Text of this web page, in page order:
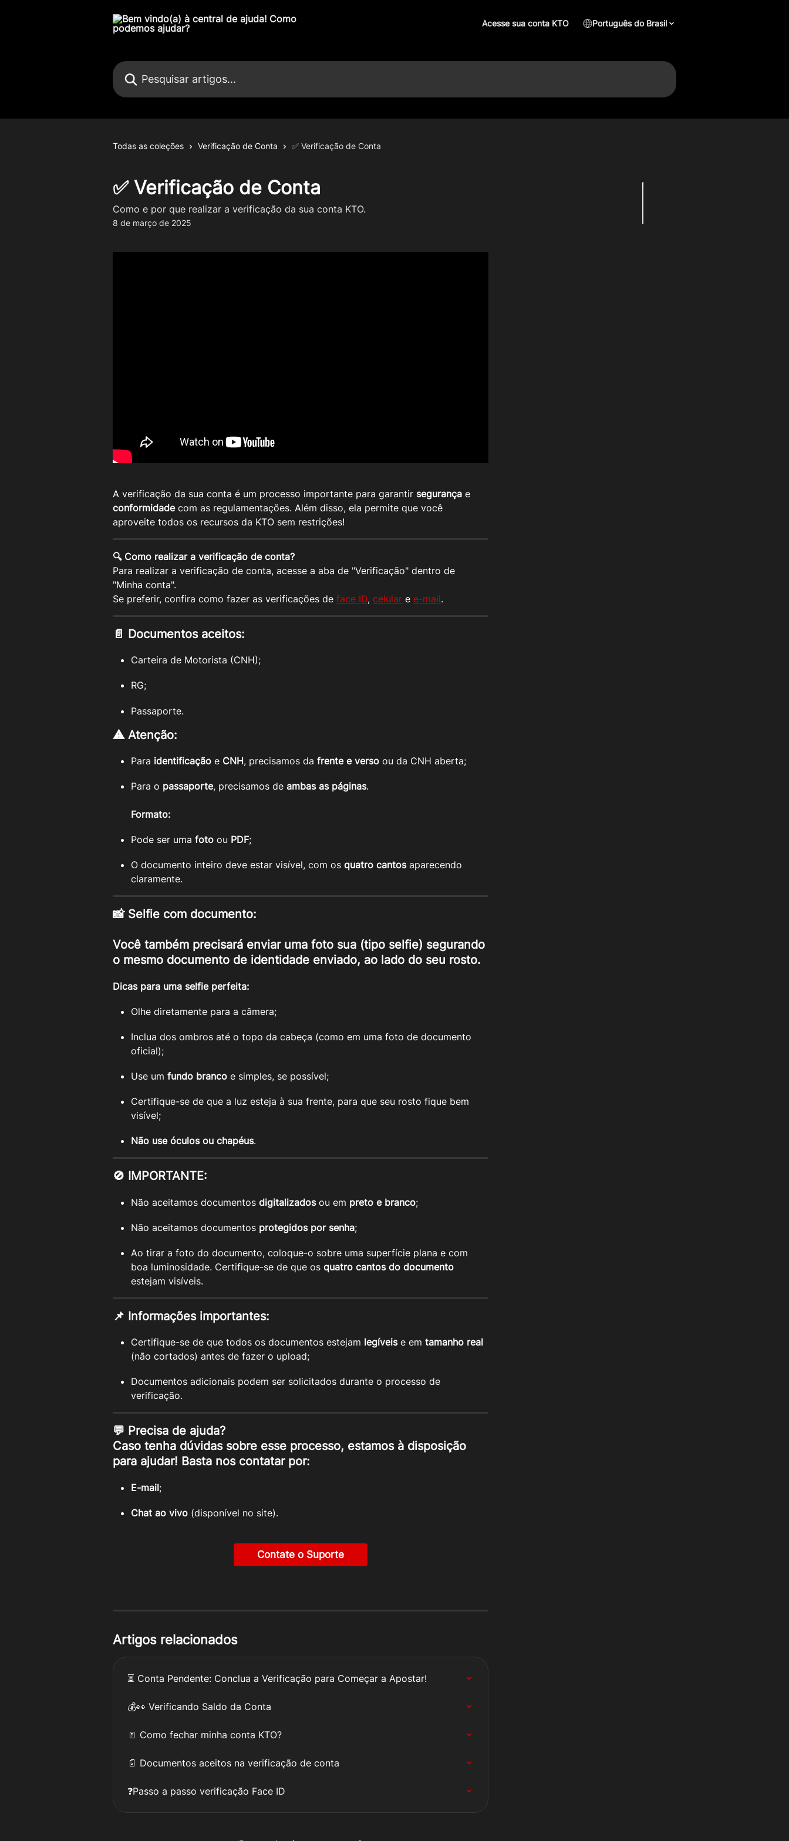
Acesse sua conta KTO Português do Brasil
Pesquisar artigos...
Todas as coleções Verificação de Conta ✅ Verificação de Conta
✅ Verificação de Conta
Como e por que realizar a verificação da sua conta KTO.
8 de março de 2025
A verificação da sua conta é um processo importante para garantir segurança e
conformidade com as regulamentações. Além disso, ela permite que você
aproveite todos os recursos da KTO sem restrições!
🔍 Como realizar a verificação de conta?
Para realizar a verificação de conta, acesse a aba de "Verificação" dentro de
"Minha conta".
Se preferir, confira como fazer as verificações de face ID, celular e e-mail.
📄 Documentos aceitos:
Carteira de Motorista (CNH);
RG;
Passaporte.
⚠️ Atenção:
Para identificação e CNH, precisamos da frente e verso ou da CNH aberta;
Para o passaporte, precisamos de ambas as páginas.
Formato:
Pode ser uma foto ou PDF;
O documento inteiro deve estar visível, com os quatro cantos aparecendo
claramente.
📸 Selfie com documento:
Você também precisará enviar uma foto sua (tipo selfie) segurando
o mesmo documento de identidade enviado, ao lado do seu rosto.
Dicas para uma selfie perfeita:
Olhe diretamente para a câmera;
Inclua dos ombros até o topo da cabeça (como em uma foto de documento
oficial);
Use um fundo branco e simples, se possível;
Certifique-se de que a luz esteja à sua frente, para que seu rosto fique bem
visível;
Não use óculos ou chapéus.
🚫 IMPORTANTE:
Não aceitamos documentos digitalizados ou em preto e branco;
Não aceitamos documentos protegidos por senha;
Ao tirar a foto do documento, coloque-o sobre uma superfície plana e com
boa luminosidade. Certifique-se de que os quatro cantos do documento
estejam visíveis.
📌 Informações importantes:
Certifique-se de que todos os documentos estejam legíveis e em tamanho real
(não cortados) antes de fazer o upload;
Documentos adicionais podem ser solicitados durante o processo de
verificação.
💬 Precisa de ajuda?
Caso tenha dúvidas sobre esse processo, estamos à disposição
para ajudar! Basta nos contatar por:
E-mail;
Chat ao vivo (disponível no site).
Contate o Suporte
Artigos relacionados
⏳ Conta Pendente: Conclua a Verificação para Começar a Apostar!
💰👀 Verificando Saldo da Conta
🚪 Como fechar minha conta KTO?
📄 Documentos aceitos na verificação de conta
❓Passo a passo verificação Face ID